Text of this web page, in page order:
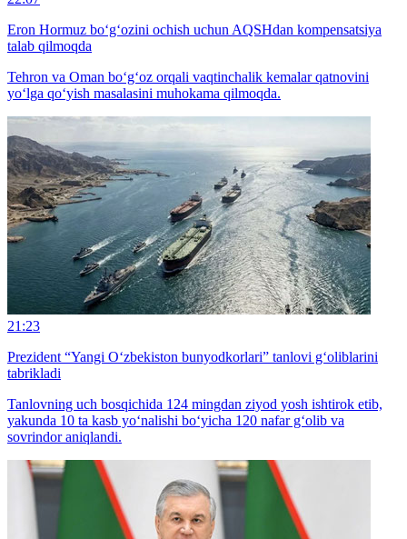
Eron Hormuz bo‘g‘ozini ochish uchun AQSHdan kompensatsiya
talab qilmoqda
Tehron va Oman bo‘g‘oz orqali vaqtinchalik kemalar qatnovini
yo‘lga qo‘yish masalasini muhokama qilmoqda.
21:23
Prezident “Yangi O‘zbekiston bunyodkorlari” tanlovi g‘oliblarini
tabrikladi
Tanlovning uch bosqichida 124 mingdan ziyod yosh ishtirok etib,
yakunda 10 ta kasb yo‘nalishi bo‘yicha 120 nafar g‘olib va
sovrindor aniqlandi.